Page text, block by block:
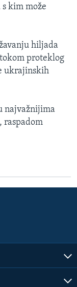
kim može
hiljada
proteklog
ukrajinskih
najvažnijima
raspadom